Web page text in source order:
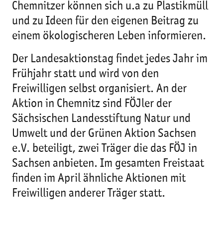
Chemnitzer können sich u.a zu Plastikmüll
und zu Ideen für den eigenen Beitrag zu
einem ökologischeren Leben informieren.
Der Landesaktionstag findet jedes Jahr im
Frühjahr statt und wird von den
Freiwilligen selbst organisiert. An der
Aktion in Chemnitz sind FÖJler der
Sächsischen Landesstiftung Natur und
Umwelt und der Grünen Aktion Sachsen
e.V. beteiligt, zwei Träger die das FÖJ in
Sachsen anbieten. Im gesamten Freistaat
finden im April ähnliche Aktionen mit
Freiwilligen anderer Träger statt.